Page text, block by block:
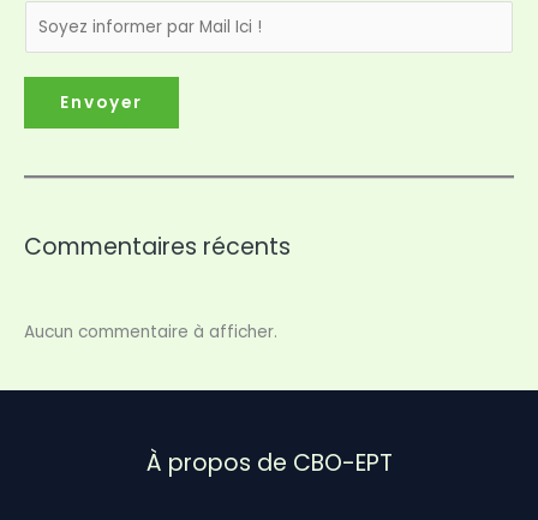
Envoyer
Commentaires récents
Aucun commentaire à afficher.
À propos de CBO-EPT